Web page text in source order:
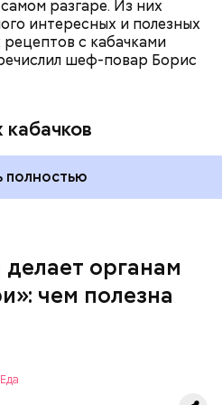
разгаре. Из них
интересных и полезных
с кабачками
шеф-повар Борис
полностью
органам
чем полезна
Еда
кости, зубы, волосы и
действие;
нежная и забирает
сахара и соли тяжелых
количестве) —
женщинам,
нервная трубка у
принимать для
сосуды под
более 300 реакций
положительно влияет на
Калинчев рассказал,
блюд, где используют